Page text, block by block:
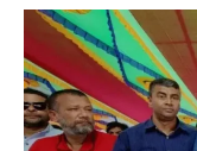
কথা
বিশ্বাস
করলে
ইমান
নষ্ট